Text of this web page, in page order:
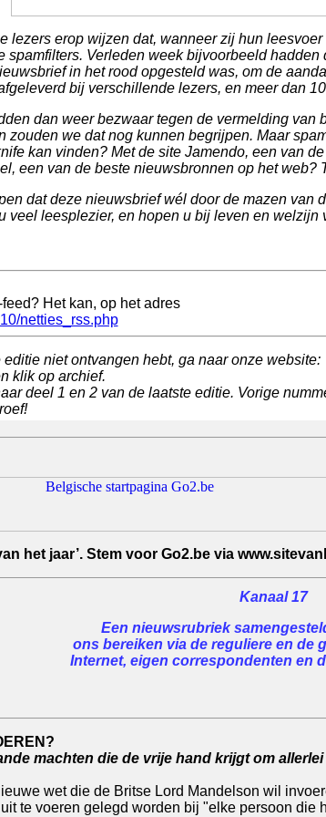
lezers erop wijzen dat, wanneer zij hun
spamfilters. Verleden week bijvoorbeeld
in het rood opgesteld was, om de
bij verschillende lezers, en meer dan
dan weer bezwaar tegen de vermelding van
zouden we dat nog kunnen begrijpen. Maar
kan vinden? Met de site Jamendo, een van
een van de beste nieuwsbronnen op het web?
dat deze nieuwsbrief wél door de mazen van
veel leesplezier, en hopen u bij leven en welzijn
Het kan, op het adres
netties_rss.php
niet ontvangen hebt, ga naar onze website:
klik op archief.
deel 1 en 2 van de laatste editie. Vorige
het jaar’. Stem voor Go2.be via
Kanaal 17
Een nieuwsrubriek
ons bereiken via de reguliere en de
Internet, eigen correspondenten en
machten die de vrije hand krijgt om
wet die de Britse Lord Mandelson wil
te voeren gelegd worden bij "elke persoon